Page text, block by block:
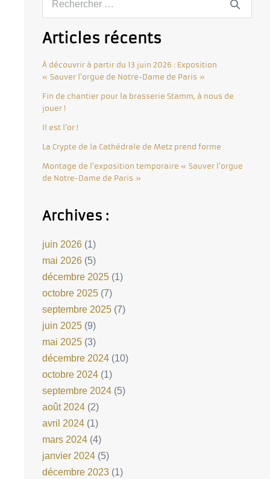
Articles récents
À découvrir à partir du 13 juin 2026 : Exposition
« Sauver l’orgue de Notre-Dame de Paris »
Fin de chantier pour la brasserie Stamm, à nous de
jouer !
Il est l’or !
La Crypte de la Cathédrale de Metz prend forme
Montage de l’exposition temporaire « Sauver l’orgue
de Notre-Dame de Paris »
Archives :
juin 2026 (1)
mai 2026 (5)
décembre 2025 (1)
octobre 2025 (7)
septembre 2025 (7)
juin 2025 (9)
mai 2025 (3)
décembre 2024 (10)
octobre 2024 (1)
septembre 2024 (5)
août 2024 (2)
avril 2024 (1)
mars 2024 (4)
janvier 2024 (5)
décembre 2023 (1)